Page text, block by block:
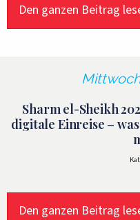
Den ganzen Beitrag
Sharm el-Sheikh
digitale Einreise –
Den ganzen Beitrag